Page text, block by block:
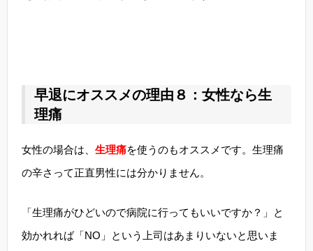
早退にオススメの理由８：女性なら生
理痛
女性の場合は、 生理痛を使うのもオススメです。生理痛
の辛さって正直男性には分かりません。
「生理痛がひどいので病院に行ってもいいですか？」と
効かれれば「NO」という上司はあまりいないと思いま